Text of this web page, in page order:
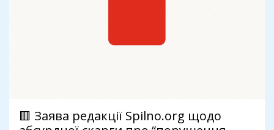
🟥 Заява редакції Spilno.org щодо